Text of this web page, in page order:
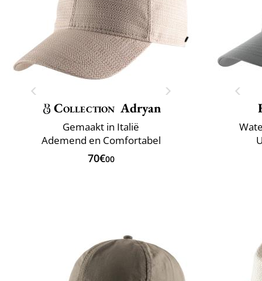
Collection Adryan
Gemaakt in Italië
Ademend en Comfortabel
70€00